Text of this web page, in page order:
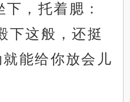
，托着腮：
这般，还挺
能给你放会儿